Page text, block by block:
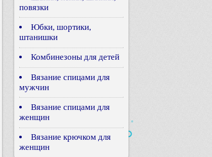
повязки
Юбки, шортики,
штанишки
Комбинезоны для детей
Вязание спицами для
мужчин
Вязание спицами для
женщин
Вязание крючком для
женщин